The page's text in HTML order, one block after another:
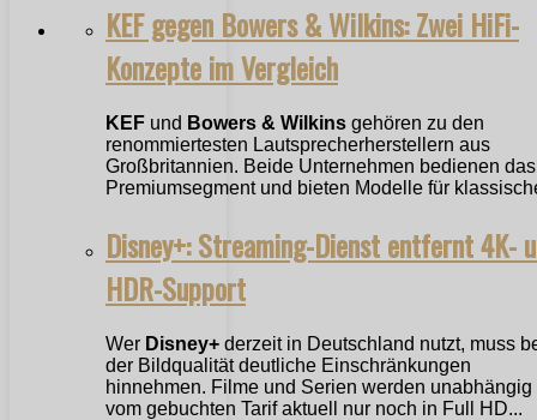
KEF gegen Bowers & Wilkins: Zwei HiFi-
Konzepte im Vergleich
KEF und Bowers & Wilkins gehören zu den
renommiertesten Lautsprecherherstellern aus
Großbritannien. Beide Unternehmen bedienen das
Premiumsegment und bieten Modelle für
Disney+: Streaming-Dienst entfernt 4K-
HDR-Support
Wer Disney+ derzeit in Deutschland nutzt, muss
der Bildqualität deutliche Einschränkungen
hinnehmen. Filme und Serien werden unabhängig
vom gebuchten Tarif aktuell nur noch in Full HD...